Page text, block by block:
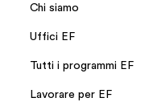
Chi siamo
Uffici EF
Tutti i programmi EF
Lavorare per EF